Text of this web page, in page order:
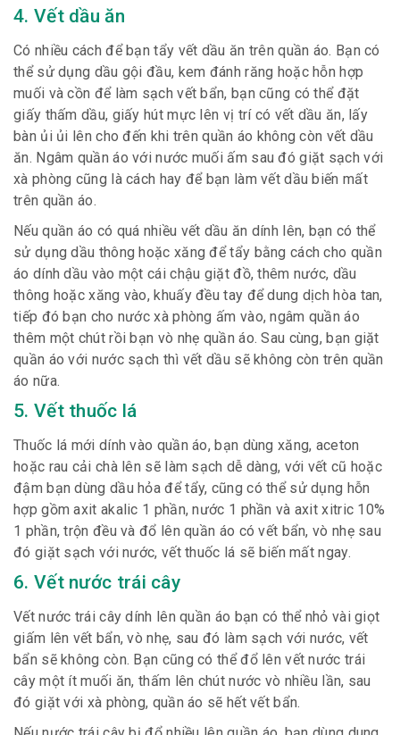
4. Vết dầu ăn
Có nhiều cách để bạn tẩy vết dầu ăn trên quần áo. Bạn có
thể sử dụng dầu gội đầu, kem đánh răng hoặc hỗn hợp
muối và cồn để làm sạch vết bẩn, bạn cũng có thể đặt
giấy thấm dầu, giấy hút mực lên vị trí có vết dầu ăn, lấy
bàn ủi ủi lên cho đến khi trên quần áo không còn vết dầu
ăn. Ngâm quần áo với nước muối ấm sau đó giặt sạch với
xà phòng cũng là cách hay để bạn làm vết dầu biến mất
trên quần áo.
Nếu quần áo có quá nhiều vết dầu ăn dính lên, bạn có thể
sử dụng dầu thông hoặc xăng để tẩy bằng cách cho quần
áo dính dầu vào một cái chậu giặt đồ, thêm nước, dầu
thông hoặc xăng vào, khuấy đều tay để dung dịch hòa tan,
tiếp đó bạn cho nước xà phòng ấm vào, ngâm quần áo
thêm một chút rồi bạn vò nhẹ quần áo. Sau cùng, bạn giặt
quần áo với nước sạch thì vết dầu sẽ không còn trên quần
áo nữa.
5. Vết thuốc lá
Thuốc lá mới dính vào quần áo, bạn dùng xăng, aceton
hoặc rau cải chà lên sẽ làm sạch dễ dàng, với vết cũ hoặc
đậm bạn dùng dầu hỏa để tẩy, cũng có thể sử dụng hỗn
hợp gồm axit akalic 1 phần, nước 1 phần và axit xitric 10%
1 phần, trộn đều và đổ lên quần áo có vết bẩn, vò nhẹ sau
đó giặt sạch với nước, vết thuốc lá sẽ biến mất ngay.
6. Vết nước trái cây
Vết nước trái cây dính lên quần áo bạn có thể nhỏ vài giọt
giấm lên vết bẩn, vò nhẹ, sau đó làm sạch với nước, vết
bẩn sẽ không còn. Bạn cũng có thể đổ lên vết nước trái
cây một ít muối ăn, thấm lên chút nước vò nhiều lần, sau
đó giặt với xà phòng, quần áo sẽ hết vết bẩn.